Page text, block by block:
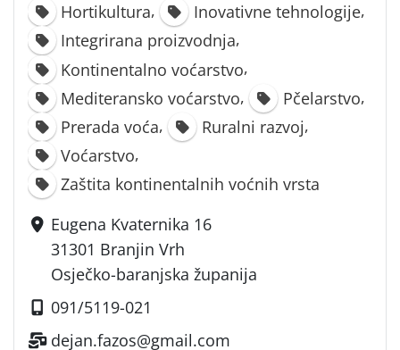
Hortikultura, Inovativne tehnologije,
Integrirana proizvodnja,
Kontinentalno voćarstvo,
Mediteransko voćarstvo, Pčelarstvo,
Prerada voća, Ruralni razvoj,
Voćarstvo,
Zaštita kontinentalnih voćnih vrsta
Eugena Kvaternika 16
31301 Branjin Vrh
Osječko-baranjska županija
091/5119-021
dejan.fazos@gmail.com